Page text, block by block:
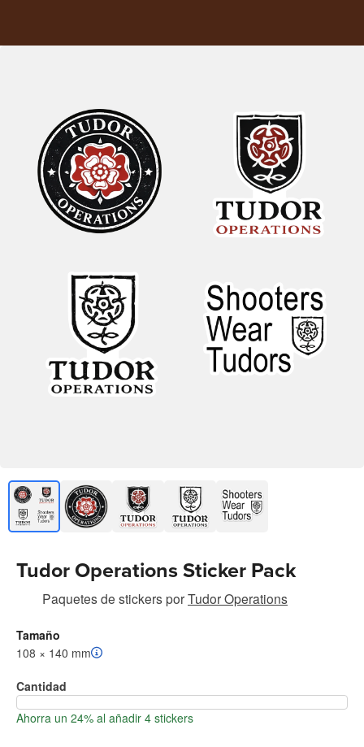
Tudor Operations Sticker Pack
Paquetes de stickersporTudor Operations
Tamaño
108 × 140 mm
Cantidad
Ahorra un 24% al añadir 4 stickers